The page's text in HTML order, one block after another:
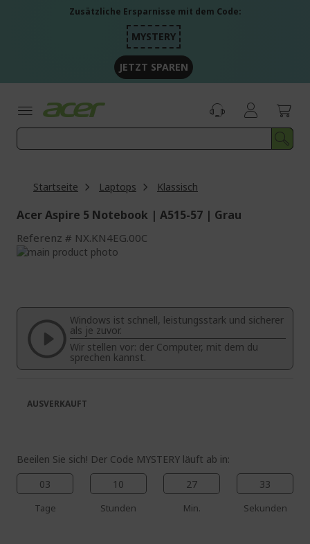
Zusätzliche Ersparnisse mit dem Code:
MYSTERY
JETZT SPAREN
Startseite Laptops Klassisch
Acer Aspire 5 Notebook | A515-57 | Grau
Referenz NX.KN4EG.00C
Zum
springen
Bildgalerie
springen
Windows ist schnell, leistungsstark und sicherer
als je zuvor.
Wir stellen vor: der Computer, mit dem du
sprechen kannst.
Beeilen Sie sich! Der Code MYSTERY läuft ab in:
03
Tage
10
Stunden
27
Min.
32
Sekunden
AUSVERKAUFT